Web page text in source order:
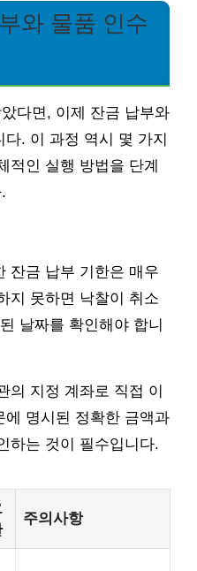
와 물품 인수
다면, 이제 잔금 납부와
. 이 과정 역시 몇 가지
적인 실행 방법을 단계
잔금 납부 기한은 매우
지 못하면 낙찰이 취소
날짜를 확인해야 합니
의 지정 계좌로 직접 이
명시된 정확한 금액과
하는 것이 필수입니다.
주의사항